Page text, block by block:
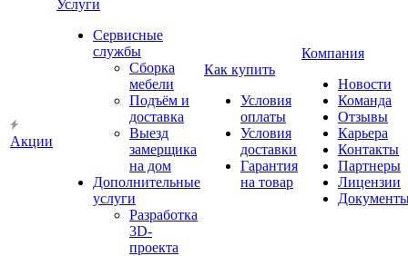
Акции
Услуги
Сервисные
службы
Сборка
мебели
Подъём и
доставка
Выезд
замерщика
на дом
Дополнительные
услуги
Разработка
3D-
проекта
Как купить
Условия
оплаты
Условия
доставки
Гарантия
на товар
Компания
Новости
Команда
Отзывы
Карьера
Контакты
Партнеры
Лицензии